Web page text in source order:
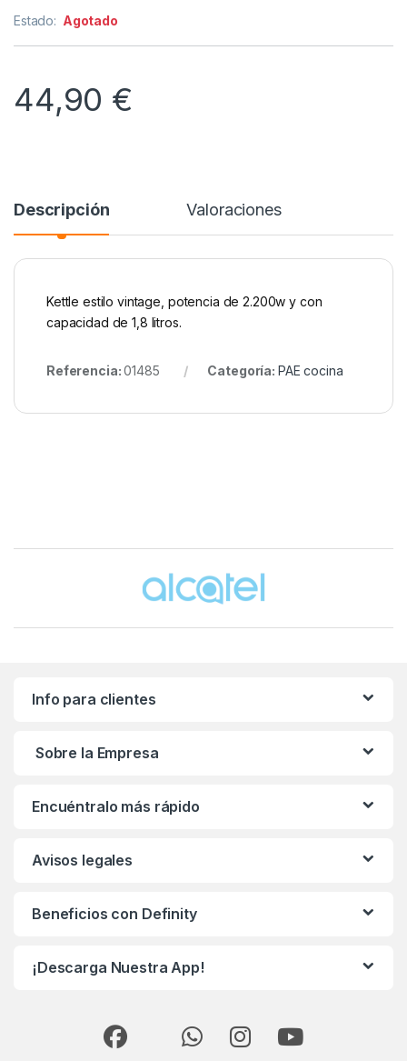
Estado: Agotado
44,90 €
Descripción Valoraciones
Kettle estilo vintage, potencia de 2.200w y con
capacidad de 1,8 litros.
Referencia:01485 Categoría: PAE cocina
Brands Carousel
Info para clientes
Sobre la Empresa
Encuéntralo más rápido
Avisos legales
Beneficios con Definity
¡Descarga Nuestra App!